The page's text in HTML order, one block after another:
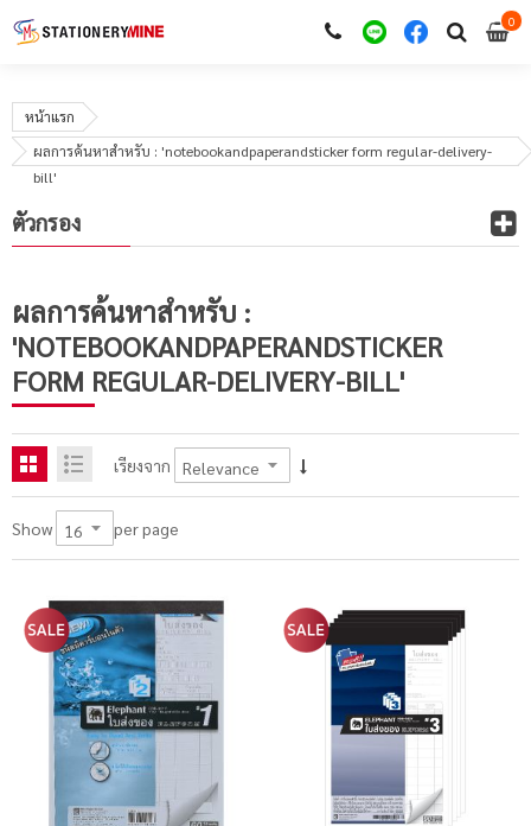
00
หน้าแรก
ผลการค้นหาสำหรับ : 'notebookandpaperandsticker form regular-delivery-
bill'
ผลการค้นหาสำหรับ :
'NOTEBOOKANDPAPERANDSTICKER
FORM REGULAR-DELIVERY-BILL'
เรียงจาก
Show per page
ตัวกรอง